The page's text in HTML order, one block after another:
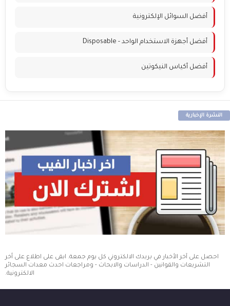
أفضل السوائل الإلكترونية
أفضل أجهزة الاستخدام الواحد - Disposable
أفضل أكياس النيكوتين
النشرة الإخبارية
احصل على آخر الأخبار في بريدك الالكتروني كل يوم جمعة. ابقى على اطلاع على أخر
التشريعات والقوانين - الدراسات والابحاث - ومراجعات احدث معدات السجائر
الالكترونية.